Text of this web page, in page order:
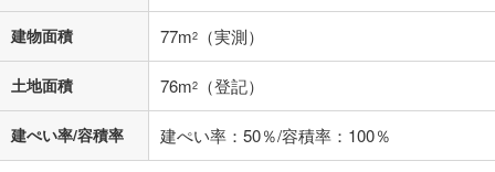
不動産会社に購入相談をする
閉じる
建物面積 77m2 （実測）
土地面積 76m2 （登記）
建ぺい率/容積率 建ぺい率：50％/容積率：100％